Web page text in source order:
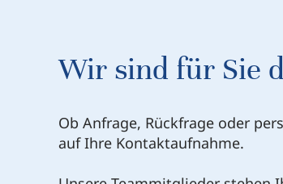
Wir sind für Sie
Ob Anfrage, Rückfrage oder
auf Ihre Kontaktaufnahme.